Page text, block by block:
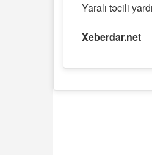
Yaralı təcili
Xeberdar.net